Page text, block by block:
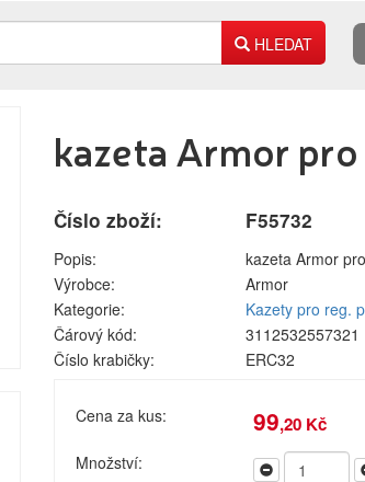
HLEDAT
pro laserové
tiskárny
tiskárny
kazeta Armor
Číslo zboží: F55732
Popis:
kazeta Armor
Výrobce:
Armor
Kategorie:
Kazety pro reg.
Čárový kód:
3112532557321
Číslo krabičky:
ERC32
Cena za kus: 99,20 Kč
Množství: